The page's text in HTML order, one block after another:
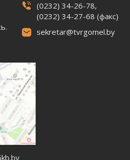
(0232) 34-26-78,
(0232) 34-27-68 (факс)
sekretar@tvrgomel.by